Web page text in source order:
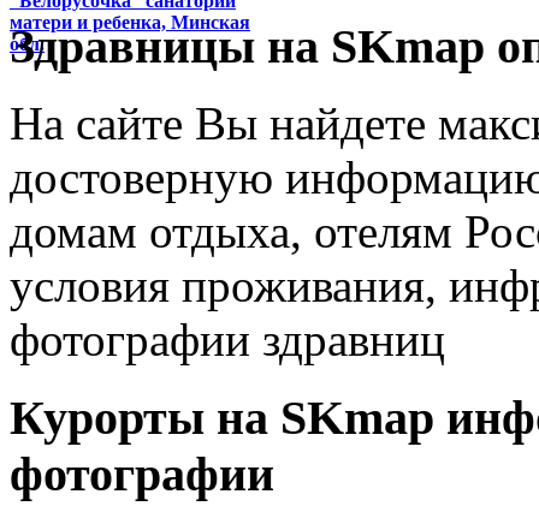
матери и ребенка, Минская
обл.
Здравницы на SKmap
На сайте Вы найдете
достоверную
домам отдыха, отелям
условия проживания,
фотографии здравниц
Курорты на SKmap
фотографии